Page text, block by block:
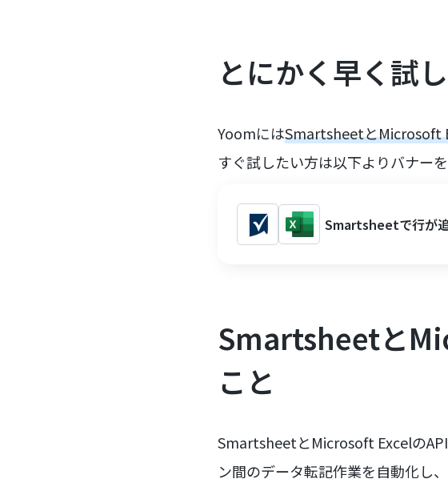
とにかく早く試
YoomにはSmartsheetとMicrosoft
すぐ試したい方は以下よりバナー
Smartsheetで行が
Smartsheetと
こと
SmartsheetとMicrosoft Excelの
ン間のデータ転記作業を自動化し